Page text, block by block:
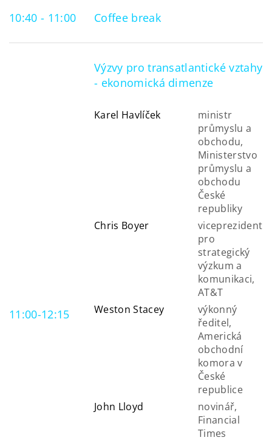
10:40 - 11:00 Coffee break
11:00-12:15
Výzvy pro transatlantické vztahy
- ekonomická dimenze
Karel Havlíček
ministr
průmyslu a
obchodu,
Ministerstvo
průmyslu a
obchodu
České
republiky
Chris Boyer
viceprezident
pro
strategický
výzkum a
komunikaci,
AT&T
Weston Stacey
výkonný
ředitel,
Americká
obchodní
komora v
České
republice
John Lloyd
novinář,
Financial
Times